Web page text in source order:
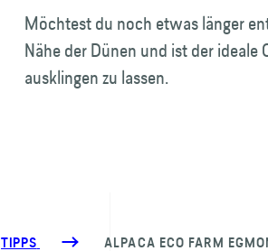
Möchtest du noch etwas länger
Nähe der Dünen und ist der ideale
ausklingen zu lassen.
TIPPS ALPACA ECO FARM